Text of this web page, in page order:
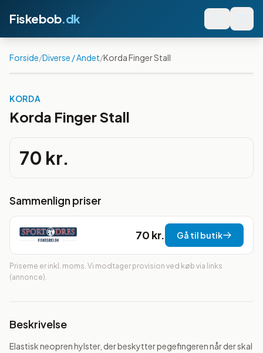
Fiskebob.dk
Forside/Diverse / Andet/Korda Finger Stall
KORDA
Korda Finger Stall
70 kr.
Sammenlign priser
70 kr. Gå til butik
Priserne er inkl. moms. Vi modtager provision ved køb via links
(annonce).
Beskrivelse
Elastisk neopren hylster, der beskytter pegefingeren når der skal